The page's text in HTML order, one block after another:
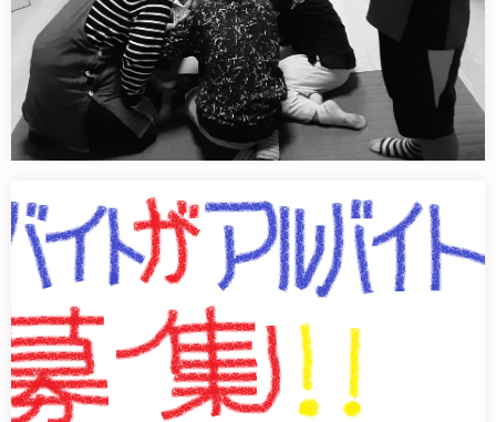
6月14日今日も子どもたち元気です！
学校から帰ってきたら先ず宿題。お…